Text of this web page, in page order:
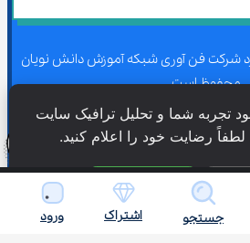
شرکت فن آوری شبکه آموزش دانش نویان
محفوظ است.
فن آوری شبکه آموزش دانش نویان
جستجو اشتراک ورود
بهبود تجربه شما و تحلیل ترافیک سایت
پذیرش همه